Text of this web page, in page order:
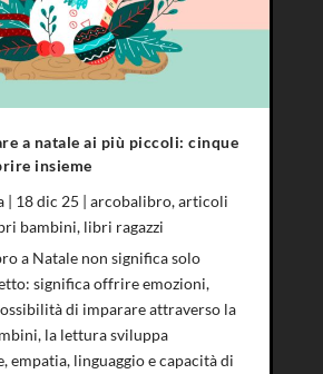
a natale ai più piccoli: cinque
insieme
| 18 dic 25 | arcobalibro,articoli
bambini, libri ragazzi
a Natale non significa solo
significa offrire emozioni,
di imparare attraverso la
la lettura sviluppa
empatia, linguaggio e capacità di